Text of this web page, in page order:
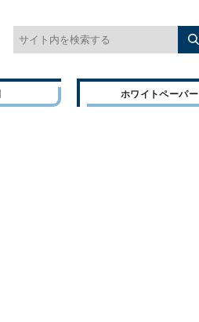
ホワイトペーパー